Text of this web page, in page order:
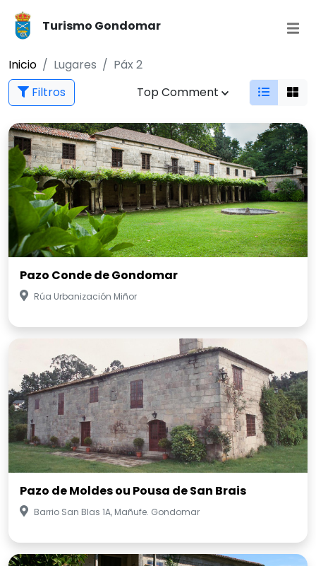
Turismo Gondomar
Inicio Lugares
Páx 2
Filtros
Top Comment
Pazo Conde de Gondomar
Rúa Urbanización Miñor
Pazo de Moldes ou Pousa de San Brais
Barrio San Blas 1A, Mañufe. Gondomar